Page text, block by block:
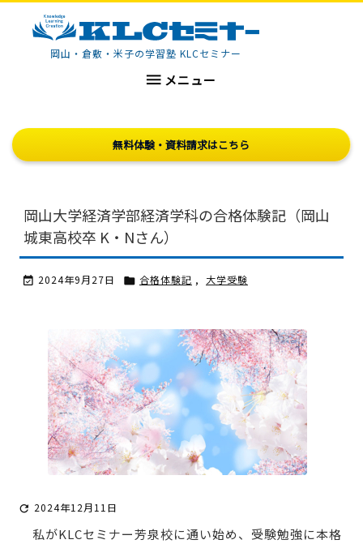
KLCセミナー
岡山・倉敷・米子の学習塾 KLCセミナー
 メニュー
無料体験・資料請求はこちら
岡山大学経済学部経済学科の合格体験記（岡山
城東高校卒 K・Nさん）
 2024年9月27日  合格体験記 , 大学受験
 2024年12月11日
私がKLCセミナー芳泉校に通い始め、受験勉強に本格